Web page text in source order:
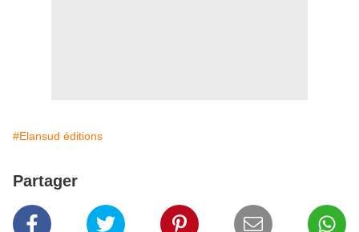
#Elansud éditions
Partager